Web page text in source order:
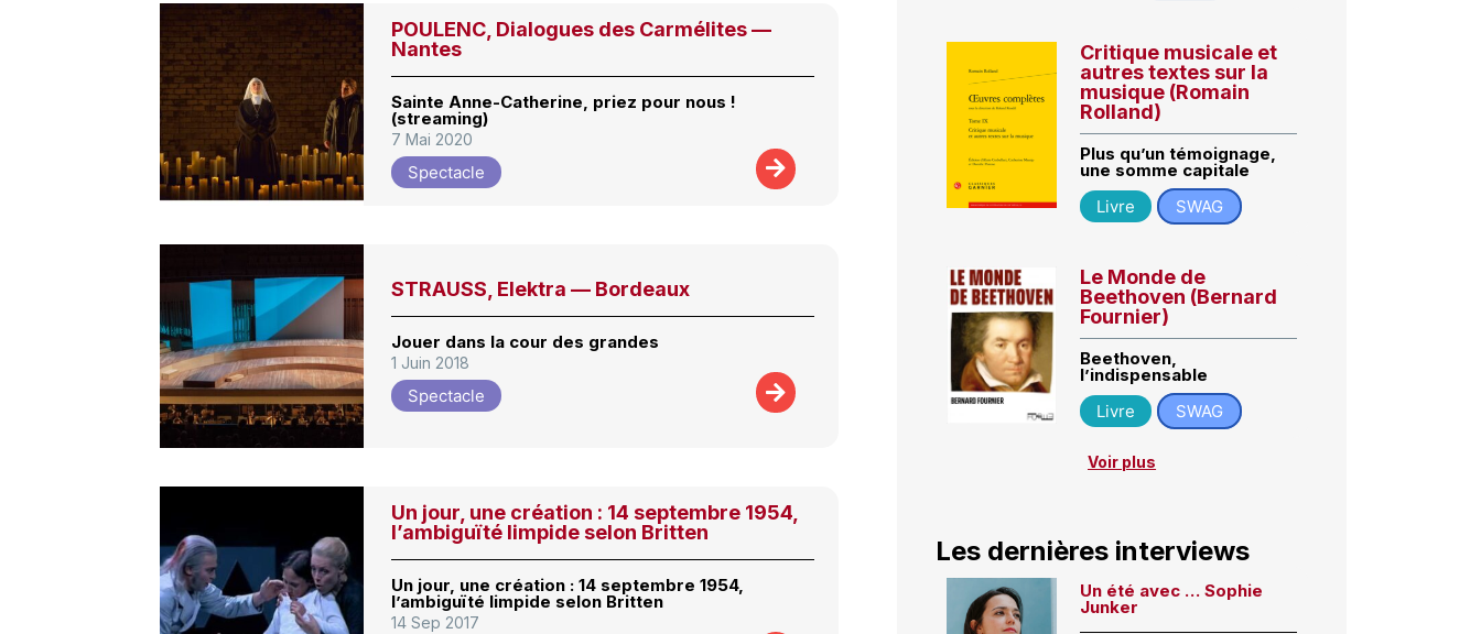
POULENC, Dialogues des Carmélites —
Nantes
Sainte Anne-Catherine, priez pour nous !
(streaming)
7 Mai 2020
Spectacle
STRAUSS, Elektra — Bordeaux
Jouer dans la cour des grandes
1 Juin 2018
Spectacle
Un jour, une création : 14 septembre 1954,
l’ambiguïté limpide selon Britten
Un jour, une création : 14 septembre 1954,
l’ambiguïté limpide selon Britten
14 Sep 2017
Critique musicale et
autres textes sur la
musique (Romain
Rolland)
Plus qu’un témoignage,
une somme capitale
Livre
SWAG
Le Monde de
Beethoven (Bernard
Fournier)
Beethoven,
l’indispensable
Livre
SWAG
Voir plus
Les dernières interviews
Un été avec … Sophie
Junker